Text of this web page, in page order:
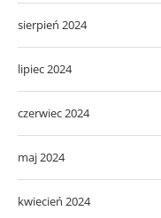
sierpień 2024
lipiec 2024
czerwiec 2024
maj 2024
kwiecień 2024